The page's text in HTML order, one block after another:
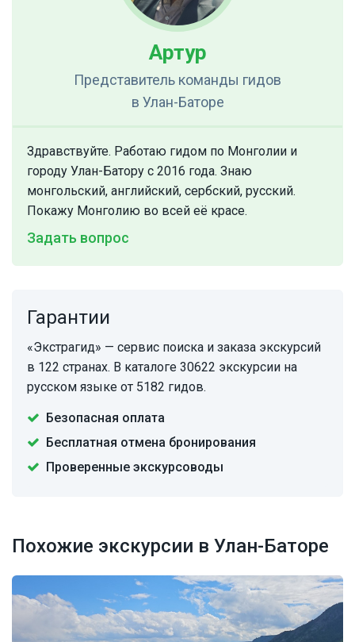
Артур
Представитель команды гидов
в Улан-Баторе
Здравствуйте. Работаю гидом по Монголии и
городу Улан-Батору с 2016 года. Знаю
монгольский, английский, сербский, русский.
Покажу Монголию во всей её красе.
Задать вопрос
Гарантии
«Экстрагид» — сервис поиска и заказа экскурсий
в 122 странах. В каталоге 30622 экскурсии на
русском языке от 5182 гидов.
Безопасная оплата
Бесплатная отмена бронирования
Проверенные экскурсоводы
Похожие экскурсии в Улан-Баторе